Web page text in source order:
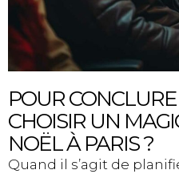
POUR
CHOISIR UN
NOËL À PARIS ?
Quand il s’agit de